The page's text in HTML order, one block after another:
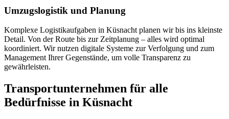
Umzugslogistik und Planung
Komplexe Logistikaufgaben in Küsnacht planen wir bis ins kleinste
Detail. Von der Route bis zur Zeitplanung – alles wird optimal
koordiniert. Wir nutzen digitale Systeme zur Verfolgung und zum
Management Ihrer Gegenstände, um volle Transparenz zu
gewährleisten.
Transportunternehmen für alle
Bedürfnisse in Küsnacht